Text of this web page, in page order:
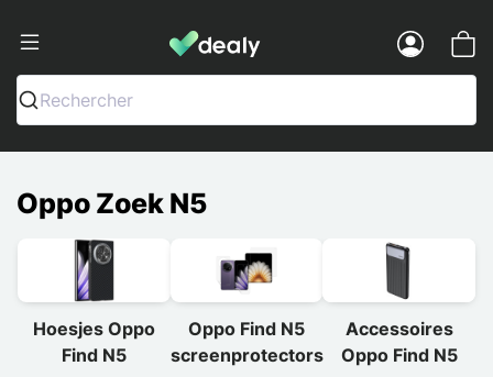
Dealy - Telefoonhoesjes en
Rechercher
Oppo Zoek N5
Hoesjes Oppo
Find N5
Oppo Find N5
screenprotectors
Accessoires
Oppo Find N5